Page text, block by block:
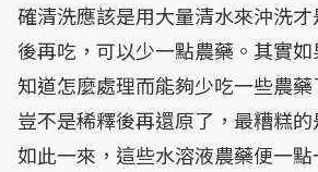
確清洗應該是用大量清水來沖洗
後再吃，可以少一點農藥。其實
知道怎麼處理而能夠少吃一些農
豈不是稀釋後再還原了，最糟糕
如此一來，這些水溶液農藥便一點